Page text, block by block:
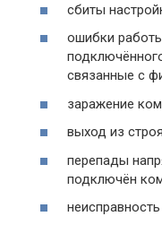
сбиты
ошибки
связанные с
заражение
выход из
перепады
подключён